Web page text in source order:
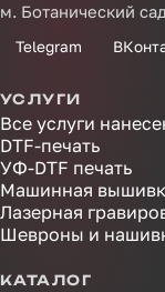
м. Ботанический
Telegram
УСЛУГИ
Все услуги
DTF-печать
УФ-DTF печать
Машинная
Лазерная
Шевроны и
КАТАЛОГ